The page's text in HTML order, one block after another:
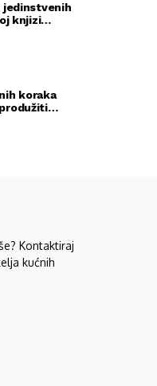
jedinstvenih
knjizi
koraka
Kontaktiraj
kućnih